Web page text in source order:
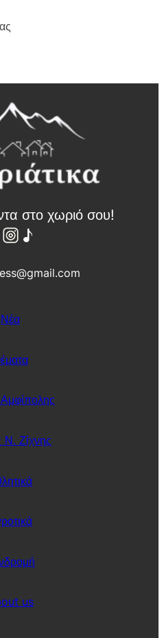
στο χωριό σου!
Νέα
Ζίχνης
us